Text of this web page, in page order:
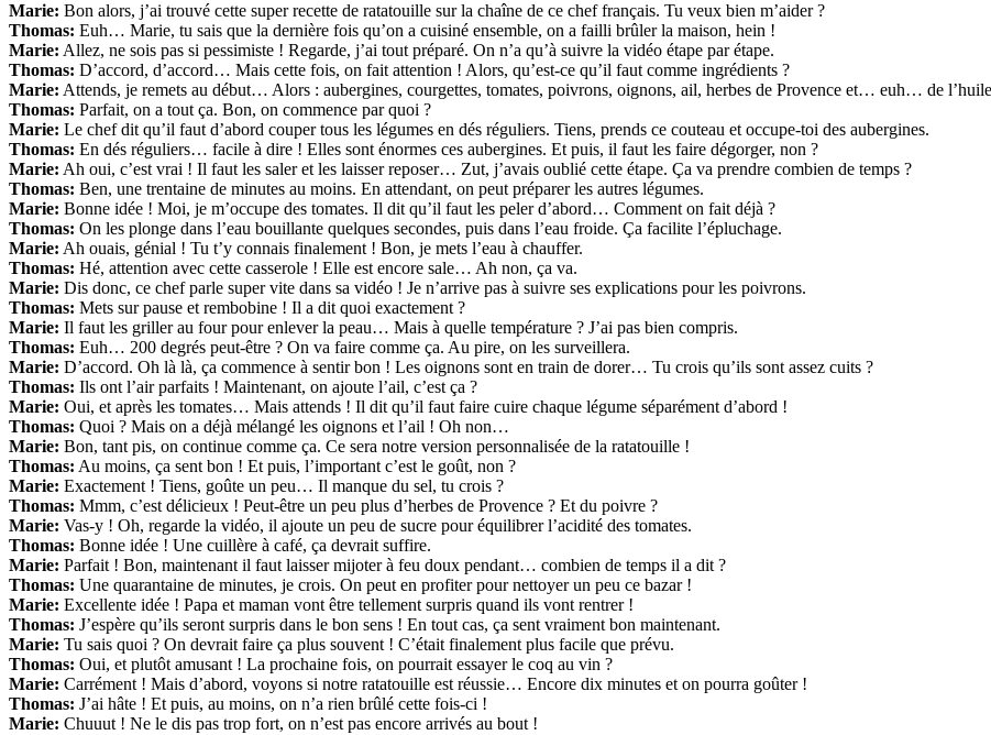
Marie: Bon alors, j’ai trouvé cette super recette de ratatouille sur la chaîne de ce chef français. Tu veux bien m’aider ?
Thomas: Euh… Marie, tu sais que la dernière fois qu’on a cuisiné ensemble, on a failli brûler la maison, hein !
Marie: Allez, ne sois pas si pessimiste ! Regarde, j’ai tout préparé. On n’a qu’à suivre la vidéo étape par étape.
Thomas: D’accord, d’accord… Mais cette fois, on fait attention ! Alors, qu’est-ce qu’il faut comme ingrédients ?
Marie: Attends, je remets au début… Alors : aubergines, courgettes, tomates, poivrons, oignons, ail, herbes de Provence et… euh… de
Thomas: Parfait, on a tout ça. Bon, on commence par quoi ?
Marie: Le chef dit qu’il faut d’abord couper tous les légumes en dés réguliers. Tiens, prends ce couteau et occupe-toi des aubergines.
Thomas: En dés réguliers… facile à dire ! Elles sont énormes ces aubergines. Et puis, il faut les faire dégorger, non ?
Marie: Ah oui, c’est vrai ! Il faut les saler et les laisser reposer… Zut, j’avais oublié cette étape. Ça va prendre combien de temps ?
Thomas: Ben, une trentaine de minutes au moins. En attendant, on peut préparer les autres légumes.
Marie: Bonne idée ! Moi, je m’occupe des tomates. Il dit qu’il faut les peler d’abord… Comment on fait déjà ?
Thomas: On les plonge dans l’eau bouillante quelques secondes, puis dans l’eau froide. Ça facilite l’épluchage.
Marie: Ah ouais, génial ! Tu t’y connais finalement ! Bon, je mets l’eau à chauffer.
Thomas: Hé, attention avec cette casserole ! Elle est encore sale… Ah non, ça va.
Marie: Dis donc, ce chef parle super vite dans sa vidéo ! Je n’arrive pas à suivre ses explications pour les poivrons.
Thomas: Mets sur pause et rembobine ! Il a dit quoi exactement ?
Marie: Il faut les griller au four pour enlever la peau… Mais à quelle température ? J’ai pas bien compris.
Thomas: Euh… 200 degrés peut-être ? On va faire comme ça. Au pire, on les surveillera.
Marie: D’accord. Oh là là, ça commence à sentir bon ! Les oignons sont en train de dorer… Tu crois qu’ils sont assez cuits ?
Thomas: Ils ont l’air parfaits ! Maintenant, on ajoute l’ail, c’est ça ?
Marie: Oui, et après les tomates… Mais attends ! Il dit qu’il faut faire cuire chaque légume séparément d’abord !
Thomas: Quoi ? Mais on a déjà mélangé les oignons et l’ail ! Oh non…
Marie: Bon, tant pis, on continue comme ça. Ce sera notre version personnalisée de la ratatouille !
Thomas: Au moins, ça sent bon ! Et puis, l’important c’est le goût, non ?
Marie: Exactement ! Tiens, goûte un peu… Il manque du sel, tu crois ?
Thomas: Mmm, c’est délicieux ! Peut-être un peu plus d’herbes de Provence ? Et du poivre ?
Marie: Vas-y ! Oh, regarde la vidéo, il ajoute un peu de sucre pour équilibrer l’acidité des tomates.
Thomas: Bonne idée ! Une cuillère à café, ça devrait suffire.
Marie: Parfait ! Bon, maintenant il faut laisser mijoter à feu doux pendant… combien de temps il a dit ?
Thomas: Une quarantaine de minutes, je crois. On peut en profiter pour nettoyer un peu ce bazar !
Marie: Excellente idée ! Papa et maman vont être tellement surpris quand ils vont rentrer !
Thomas: J’espère qu’ils seront surpris dans le bon sens ! En tout cas, ça sent vraiment bon maintenant.
Marie: Tu sais quoi ? On devrait faire ça plus souvent ! C’était finalement plus facile que prévu.
Thomas: Oui, et plutôt amusant ! La prochaine fois, on pourrait essayer le coq au vin ?
Marie: Carrément ! Mais d’abord, voyons si notre ratatouille est réussie… Encore dix minutes et on pourra goûter !
Thomas: J’ai hâte ! Et puis, au moins, on n’a rien brûlé cette fois-ci !
Marie: Chuuut ! Ne le dis pas trop fort, on n’est pas encore arrivés au bout !